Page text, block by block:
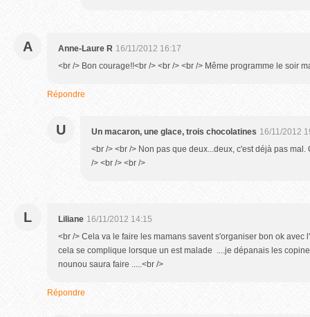
A Anne-Laure R 16/11/2012 16:17
<br /> Bon courage!!<br /> <br /> <br /> Même programme le soir
Répondre
U Un macaron, une glace, trois chocolatines 16/11/2012
<br /> <br /> Non pas que deux...deux, c'est déjà pas
/> <br /> <br />
L Liliane 16/11/2012 14:15
<br /> Cela va le faire les mamans savent s'organiser bon ok
cela se complique lorsque un est malade ....je dépanais les
nounou saura faire .....<br />
Répondre